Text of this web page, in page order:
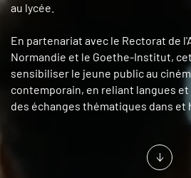
au lycée.
En partenariat avec le Rectorat de
Normandie et le Goethe-Institut,
sensibiliser le jeune public au
contemporain, en reliant langues
des échanges thématiques dans et